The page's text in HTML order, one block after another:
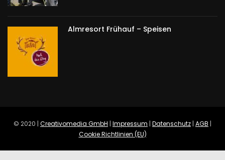
Almresort Frühauf – Speisen
© 2020 | Creativomedia GmbH | Impressum | Datenschutz | AGB |
Cookie Richtlinien (EU)